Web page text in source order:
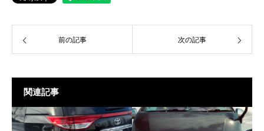
前の記事 次の記事
関連記事